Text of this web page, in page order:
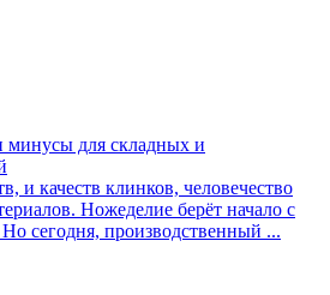
для складных и
и качеств клинков, человечество
Ножеделие берёт начало с
сегодня, производственный ...